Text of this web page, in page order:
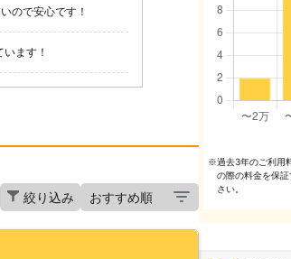
ので安心です！
ます！
絞り込み
※過去3年のご利⽤
の際の料⾦を保
さい。